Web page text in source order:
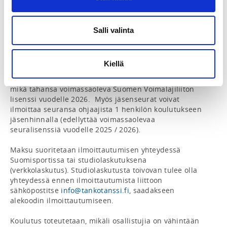
Salli valinta
Kiellä
Kouluttajat: Viivi Kettukangas Immonen ja Kiia Kuusela
jääkaappi eväitä varten, sekä peseytymismahdollisuus.
Jäsenhintaan ovat oikeutettuja henkilöjäsenet, joilla on
mikä tahansa voimassaoleva Suomen Voimalajiliiton
lisenssi vuodelle 2026.  Myös jäsenseurat voivat
ilmoittaa seuransa ohjaajista 1 henkilön koulutukseen
jäsenhinnalla (edellyttää voimassaolevaa
seuralisenssiä vuodelle 2025 / 2026).
Maksu suoritetaan ilmoittautumisen yhteydessä
Suomisportissa tai studiolaskutuksena
(verkkolaskutus). Studiolaskutusta toivovan tulee olla
yhteydessä ennen ilmoittautumista liittoon
sähköpostitse info@tankotanssi.fi, saadakseen
alekoodin ilmoittautumiseen.
Koulutus toteutetaan, mikäli osallistujia on vähintään